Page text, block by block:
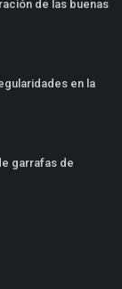
de las buenas
en la
garrafas de